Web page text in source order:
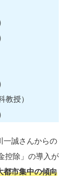
教授）
一誠さんからの
控除」の導入が
都市集中の傾向